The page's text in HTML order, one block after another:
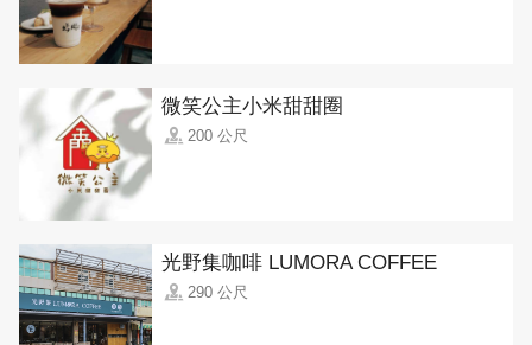
微笑公主小米甜甜圈
200 公尺
光野集咖啡 LUMORA COFFEE
290 公尺